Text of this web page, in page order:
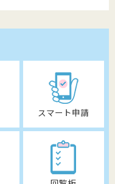
スマート申請